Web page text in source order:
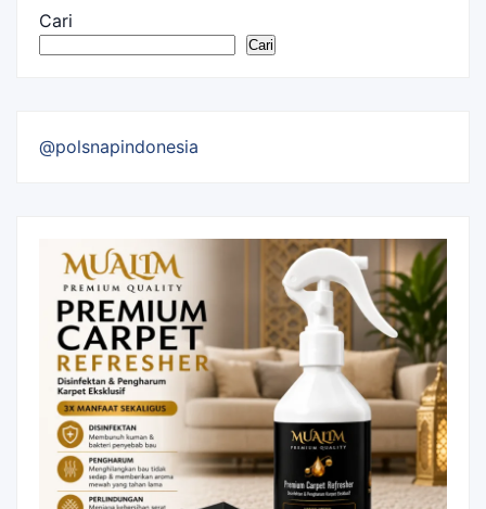
Cari
Cari
@polsnapindonesia